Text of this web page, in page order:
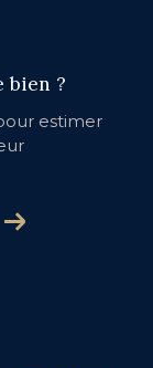
bien ?
estimer